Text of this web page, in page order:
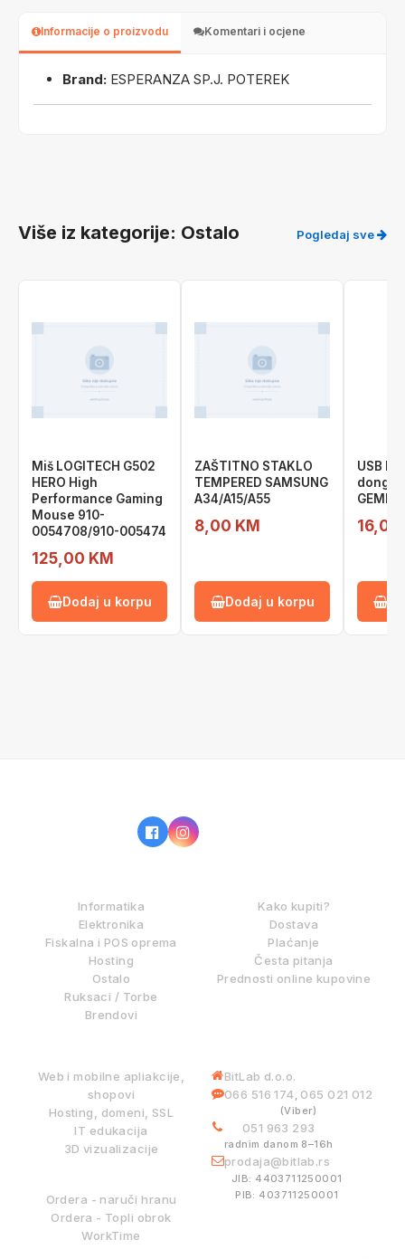
Informacije o proizvodu Komentari i ocjene
Brand: ESPERANZA SP.J. POTEREK
Više iz kategorije: Ostalo Pogledaj sve
Miš LOGITECH G502
HERO High
Performance Gaming
Mouse 910-
0054708/910-005474
125,00 KM
Dodaj u korpu
ZAŠTITNO STAKLO
TEMPERED SAMSUNG
A34/A15/A55
8,00 KM
Dodaj u korpu
USB
dongle
16,00
Informatika
Elektronika
Fiskalna i POS oprema
Hosting
Ostalo
Ruksaci / Torbe
Brendovi
Kako kupiti?
Dostava
Plaćanje
Česta pitanja
Prednosti online kupovine
Web i mobilne apliakcije,
shopovi
Hosting, domeni, SSL
IT edukacija
3D vizualizacije
Ordera - naruči hranu
Ordera - Topli obrok
WorkTime
BitLab d.o.o.
066 516 174, 065 021 012
(Viber)
051 963 293
radnim danom 8–16h
prodaja@bitlab.rs
JIB: 4403711250001
PIB: 403711250001